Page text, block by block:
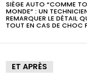
SIÈGE AUTO “COMME
MONDE” : UN
REMARQUER LE DÉTAIL
TOUT EN CAS DE CHOC
ET APRÈS